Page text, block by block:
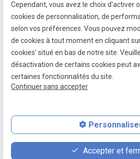
Mentions
Politique de
Gestion des
Plan du site
place contact_page
Cependant, vous avez le choix d'activer
cookies de personnalisation, de
selon vos préférences. Vous pouvez
de cookies à tout moment en cliquant
cookies' situé en bas de notre site.
désactivation de certains cookies peut
certaines fonctionnalités du site.
Continuer sans accepter
Accepter et